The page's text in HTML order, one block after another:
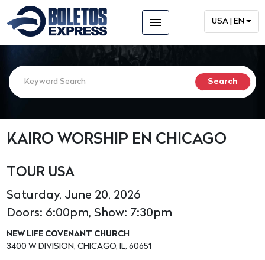
menu USA | EN
KAIRO WORSHIP EN CHICAGO
TOUR USA
Saturday, June 20, 2026
Doors: 6:00pm, Show: 7:30pm
NEW LIFE COVENANT CHURCH
3400 W DIVISION, CHICAGO, IL, 60651